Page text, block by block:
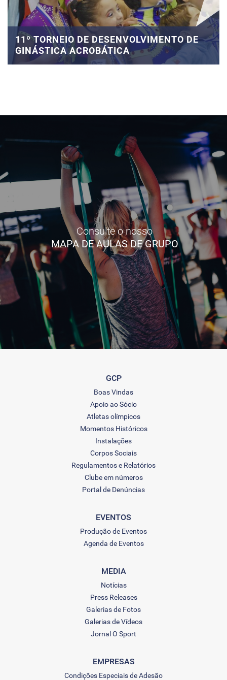
11º TORNEIO DE DESENVOLVIMENTO DE
GINÁSTICA ACROBÁTICA
Consulte o nosso
MAPA DE AULAS DE GRUPO
GCP
Boas Vindas
Apoio ao Sócio
Atletas olímpicos
Momentos Históricos
Instalações
Corpos Sociais
Regulamentos e Relatórios
Clube em números
Portal de Denúncias
EVENTOS
Produção de Eventos
Agenda de Eventos
MEDIA
Notícias
Press Releases
Galerias de Fotos
Galerias de Vídeos
Jornal O Sport
EMPRESAS
Condições Especiais de Adesão